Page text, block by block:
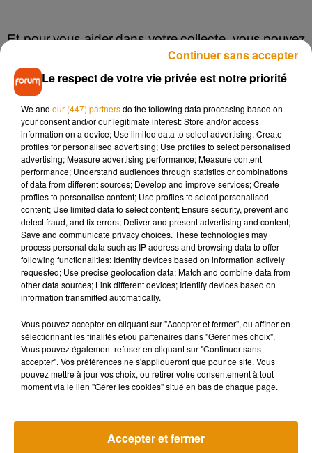
Et pour vous aider dans votre collecte, vous pouvez
être tentés d’utiliser une application, pour juger de la
toxicité ou non d’un champignon. «Autant pour la
botanique on a des applications qui reconnaissent
bien les plantes, autant pour les champignons,
c’est beaucoup plus compliqué. La couleur des
ceux-ci est très variée »,prévient le vice-président
de la SMF.
René Chalange
René Chalange
Après la cueillette, il y a quelques précautions à
prendre. Mettez vos champignons dans un panier
conservation et la cuisson des champignons sont
aussi importantes rappelle René Chalange.
Le respect de votre vie privée est notre priorité
We and our (447) partnersdo the following data processing based on
your consent and/or our legitimate interest: Store and/or access
information on a device; Use limited data to select advertising; Create
profiles for personalised advertising; Use profiles to select personalised
advertising; Measure advertising performance; Measure content
performance; Understand audiences through statistics or combinations
of data from different sources; Develop and improve services; Create
profiles to personalise content; Use profiles to select personalised
content; Use limited data to select content; Ensure security, prevent and
detect fraud, and fix errors; Deliver and present advertising and content;
Save and communicate privacy choices. These technologies may
process personal data such as IP address and browsing data to offer
following functionalities: Identify devices based on information actively
requested; Use precise geolocation data; Match and combine data from
other data sources; Link different devices; Identify devices based on
information transmitted automatically.
Vous pouvez accepter en cliquant sur "Accepter et fermer", ou affiner en
sélectionnant les finalités et/ou partenaires dans "Gérer mes choix".
Vous pouvez également refuser en cliquant sur "Continuer sans
accepter". Vos préférences ne s'appliqueront que pour ce site. Vous
pouvez mettre à jour vos choix, ou retirer votre consentement à tout
moment via le lien "Gérer les cookies" situé en bas de chaque page.
Accepter et fermer
Continuer sans accepter